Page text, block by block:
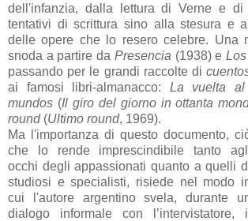
dell'infanzia, dalla lettura di Verne e
tentativi di scrittura sino alla stesura e
delle opere che lo resero celebre. Una
snoda a partire da Presencia (1938) e
passando per le grandi raccolte di
ai famosi libri-almanacco: La vuelta
mundos (Il giro del giorno in ottanta
round(Ultimo round, 1969).
Ma l'importanza di questo documento,
che lo rende imprescindibile tanto
occhi degli appassionati quanto a quelli
studiosi e specialisti, risiede nel modo
cui l'autore argentino svela, durante
dialogo informale con l’intervistatore, il